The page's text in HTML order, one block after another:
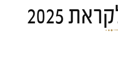
2025